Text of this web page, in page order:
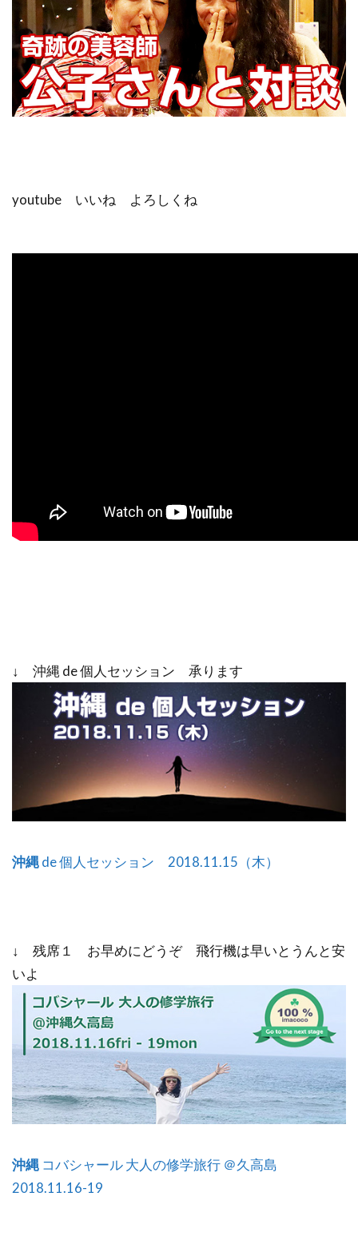
youtube いいね よろしくね
↓ 沖縄 de 個人セッション 承ります
沖縄de 個人セッション 2018.11.15（木）
↓ 残席１ お早めにどうぞ 飛行機は早いとうんと安
いよ
沖縄 コバシャール 大人の修学旅行 ＠久高島
2018.11.16-19